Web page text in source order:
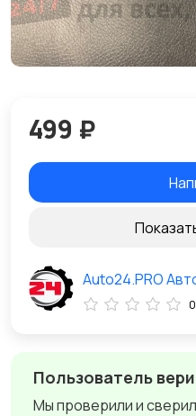
Пользователь
Мы проверили и
499 ₽
Auto24.PRO